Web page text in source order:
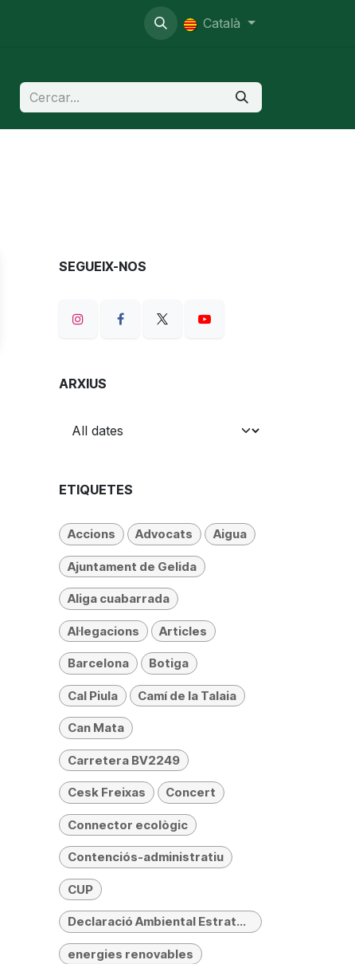
Català
SEGUEIX-NOS
ARXIUS
ETIQUETES
Accions Advocats Aigua
Ajuntament de Gelida
Aliga cuabarrada
Al·legacions Articles
Barcelona Botiga
Cal Piula Camí de la Talaia
Can Mata
Carretera BV2249
Cesk Freixas Concert
Connector ecològic
Contenciós-administratiu
CUP
Declaració Ambiental Estratègica (DAE)
energies renovables